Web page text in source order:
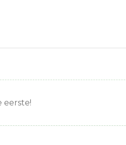
eerste!